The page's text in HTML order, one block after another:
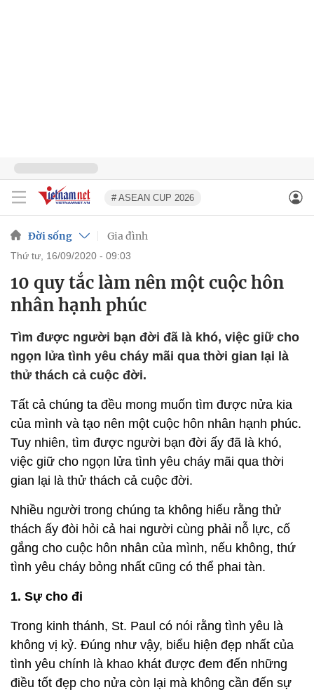
# ASEAN CUP 2026
Đời sống Gia đình
thứ tư, 16/09/2020 - 09:03
10 quy tắc làm nên một cuộc hôn
nhân hạnh phúc
Tìm được người bạn đời đã là khó, việc giữ cho
ngọn lửa tình yêu cháy mãi qua thời gian lại là
thử thách cả cuộc đời.
Tất cả chúng ta đều mong muốn tìm được nửa kia
của mình và tạo nên một cuộc hôn nhân hạnh phúc.
Tuy nhiên, tìm được người bạn đời ấy đã là khó,
việc giữ cho ngọn lửa tình yêu cháy mãi qua thời
gian lại là thử thách cả cuộc đời.
Nhiều người trong chúng ta không hiểu rằng thử
thách ấy đòi hỏi cả hai người cùng phải nỗ lực, cố
gắng cho cuộc hôn nhân của mình, nếu không, thứ
tình yêu cháy bỏng nhất cũng có thể phai tàn.
1. Sự cho đi
Trong kinh thánh, St. Paul có nói rằng tình yêu là
không vị kỷ. Đúng như vậy, biểu hiện đẹp nhất của
tình yêu chính là khao khát được đem đến những
điều tốt đẹp cho nửa còn lại mà không cần đến sự